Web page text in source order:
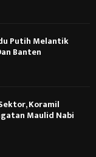
Putih Melantik
Banten
Koramil
Maulid Nabi